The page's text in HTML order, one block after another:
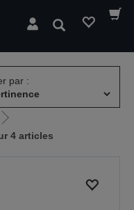
Rechercher
par :
Aller
à 4 articles